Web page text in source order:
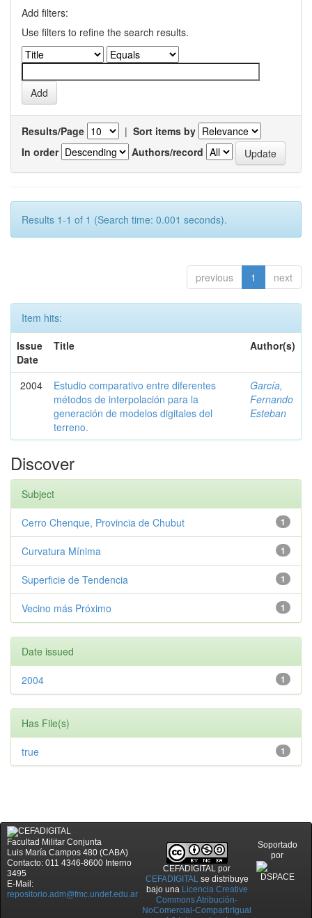
Add filters:
Use filters to refine the search results.
Results/Page | Sort items by
In order
Authors/record
Results 1-1 of 1 (Search time: 0.001 seconds).
previous 1 next
Item hits:
Issue
Date
Title Author(s)
2004
Estudio comparativo entre diferentes
métodos de interpolación para la
generación de modelos digitales del
terreno.
García,
Fernando
Esteban
Discover
Subject
1
Cerro Chenque, Provincia de Chubut
1
Curvatura Mínima
1
Superficie de Tendencia
1
Vecino más Próximo
Date issued
1
2004
Has File(s)
1
true
Facultad Militar Conjunta
Luis María Campos 480 (CABA)
Contacto: 011 4346-8600 Interno
3495
E-Mail:
repositorio.adm@fmc.undef.edu.ar
CEFADIGITAL por
CEFADIGITALse distribuye
bajo una Licencia Creative
Commons Atribución-
NoComercial-CompartirIgual
Soportado
por